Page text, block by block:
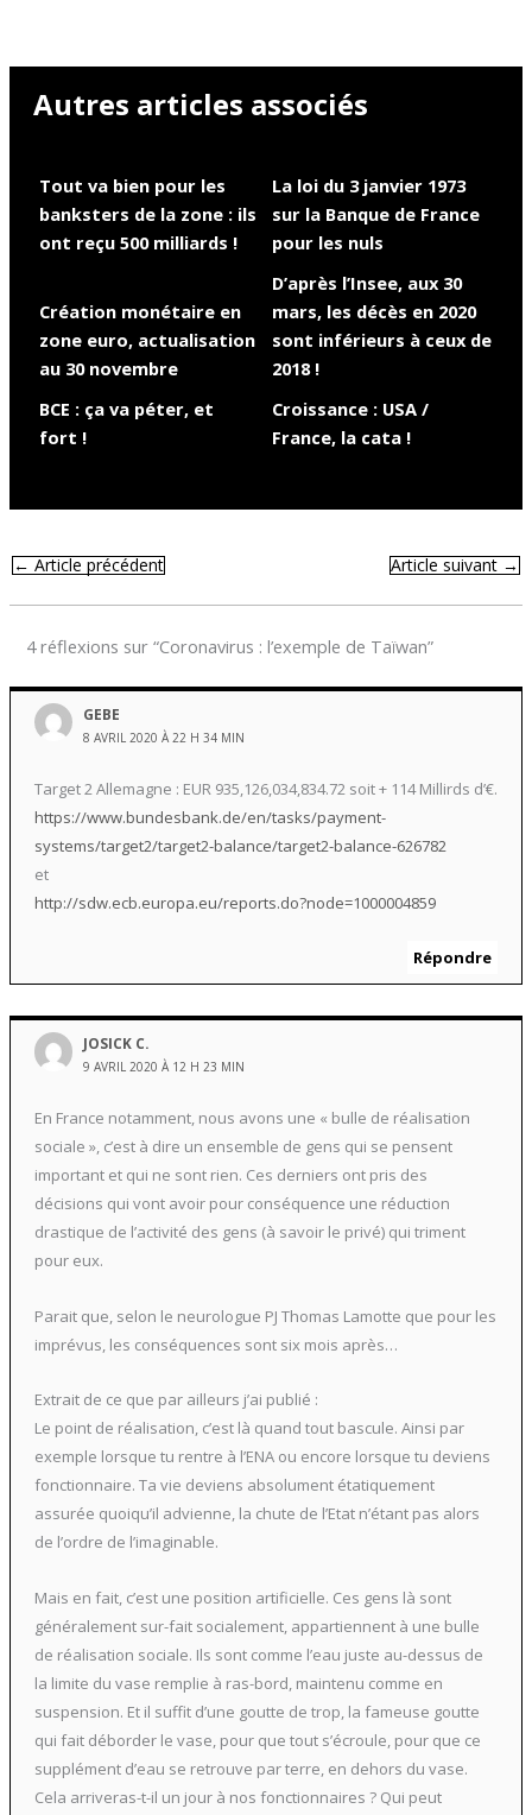
Autres articles associés
Tout va bien pour les
banksters de la zone : ils
ont reçu 500 milliards !
La loi du 3 janvier 1973
sur la Banque de France
pour les nuls
Création monétaire en
zone euro, actualisation
au 30 novembre
D’après l’Insee, aux 30
mars, les décès en 2020
sont inférieurs à ceux de
2018 !
BCE : ça va péter, et
fort !
Croissance : USA /
France, la cata !
← Article précédent Article suivant →
4 réflexions sur “Coronavirus : l’exemple de Taïwan”
GEBE
8 AVRIL 2020 À 22 H 34 MIN
Target 2 Allemagne : EUR 935,126,034,834.72 soit + 114 Millirds d’€.
https://www.bundesbank.de/en/tasks/payment-
systems/target2/target2-balance/target2-balance-626782
et
http://sdw.ecb.europa.eu/reports.do?node=1000004859
Répondre
JOSICK C.
9 AVRIL 2020 À 12 H 23 MIN
En France notamment, nous avons une « bulle de réalisation
sociale », c’est à dire un ensemble de gens qui se pensent
important et qui ne sont rien. Ces derniers ont pris des
décisions qui vont avoir pour conséquence une réduction
drastique de l’activité des gens (à savoir le privé) qui triment
pour eux.
Parait que, selon le neurologue PJ Thomas Lamotte que pour les
imprévus, les conséquences sont six mois après…
Extrait de ce que par ailleurs j’ai publié :
Le point de réalisation, c’est là quand tout bascule. Ainsi par
exemple lorsque tu rentre à l’ENA ou encore lorsque tu deviens
fonctionnaire. Ta vie deviens absolument étatiquement
assurée quoiqu’il advienne, la chute de l’Etat n’étant pas alors
de l’ordre de l’imaginable.
Mais en fait, c’est une position artificielle. Ces gens là sont
généralement sur-fait socialement, appartiennent à une bulle
de réalisation sociale. Ils sont comme l’eau juste au-dessus de
la limite du vase remplie à ras-bord, maintenu comme en
suspension. Et il suffit d’une goutte de trop, la fameuse goutte
qui fait déborder le vase, pour que tout s’écroule, pour que ce
supplément d’eau se retrouve par terre, en dehors du vase.
Cela arriveras-t-il un jour à nos fonctionnaires ? Qui peut